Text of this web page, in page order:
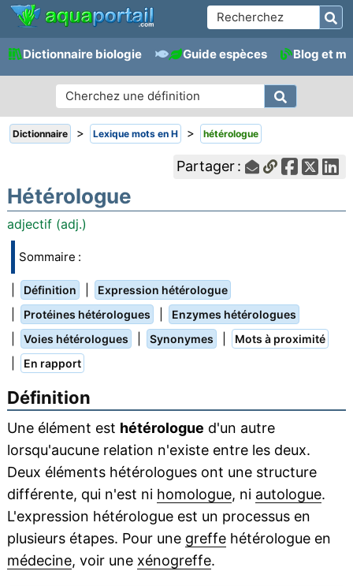
Dictionnaire biologie Guide espèces Blog et
Dictionnaire > Lexique mots en H > hétérologue
Partager :
Hétérologue
adjectif (adj.)
Sommaire :
Définition Expression hétérologue
Protéines hétérologues Enzymes hétérologues
Voies hétérologues Synonymes Mots à proximité
En rapport
Définition
Une élément est hétérologue d'un autre
lorsqu'aucune relation n'existe entre les deux.
Deux éléments hétérologues ont une structure
différente, qui n'est ni homologue, ni autologue.
L'expression hétérologue est un processus en
plusieurs étapes. Pour une greffehétérologue en
médecine, voir une xénogreffe.